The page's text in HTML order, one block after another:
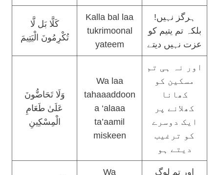
كَلَّا بَل لَّا
تُكْرِمُونَ الْيَتِيمَ
Kalla bal laa
tukrimoonal
yateem
ہرگز نہیں!
بلکہ تم یتیم کو
عزت نہیں دیتے
وَلَا تَحَاضُّونَ
عَلَىٰ طَعَامِ
الْمِسْكِينِ
Wa laa
tahaaaddoon
a ‘alaaa
ta’aamil
miskeen
اور نہ ہی تم
مسکین کو
کھانا
کھلانے پر
ایک دوسرے
کو ترغیب
دیتے ہو
Wa
اور تم لوگ